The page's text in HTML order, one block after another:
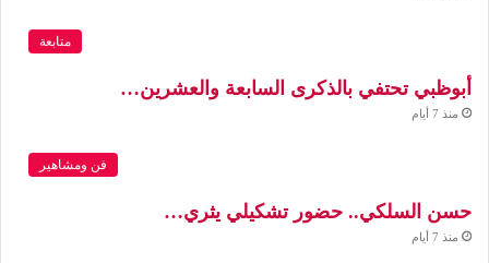
متابعة
أبوظبي تحتفي بالذكرى السابعة والعشرين…
منذ 7 أيام
فن ومشاهير
حسن السلكي.. حضور تشكيلي يثري…
منذ 7 أيام